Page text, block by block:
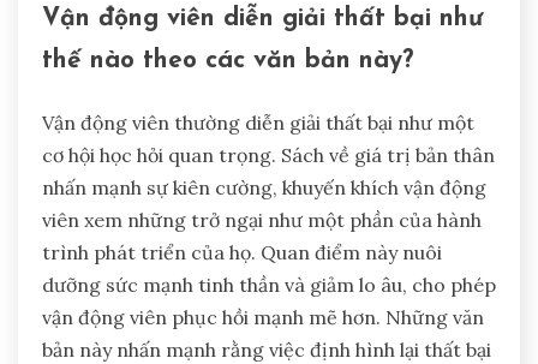
Vận động viên diễn giải thất bại như
thế nào theo các văn bản này?
Vận động viên thường diễn giải thất bại như một
cơ hội học hỏi quan trọng. Sách về giá trị bản thân
nhấn mạnh sự kiên cường, khuyến khích vận động
viên xem những trở ngại như một phần của hành
trình phát triển của họ. Quan điểm này nuôi
dưỡng sức mạnh tinh thần và giảm lo âu, cho phép
vận động viên phục hồi mạnh mẽ hơn. Những văn
bản này nhấn mạnh rằng việc định hình lại thất bại